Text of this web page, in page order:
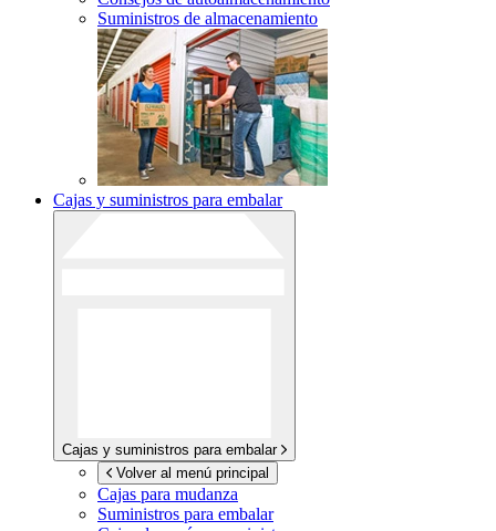
Suministros de almacenamiento
Cajas y suministros para embalar
Cajas y suministros para embalar
Volver al menú principal
Cajas para mudanza
Suministros para embalar